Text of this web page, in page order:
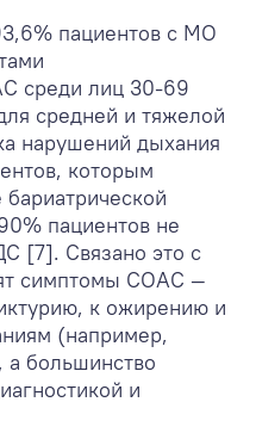
пациентов с МО
среди лиц 30-69
средней и тяжелой
нарушений дыхания
которым
пациентов не
[7]. Связано это с
симптомы СОАС —
к ожирению и
(например,
а большинство
и